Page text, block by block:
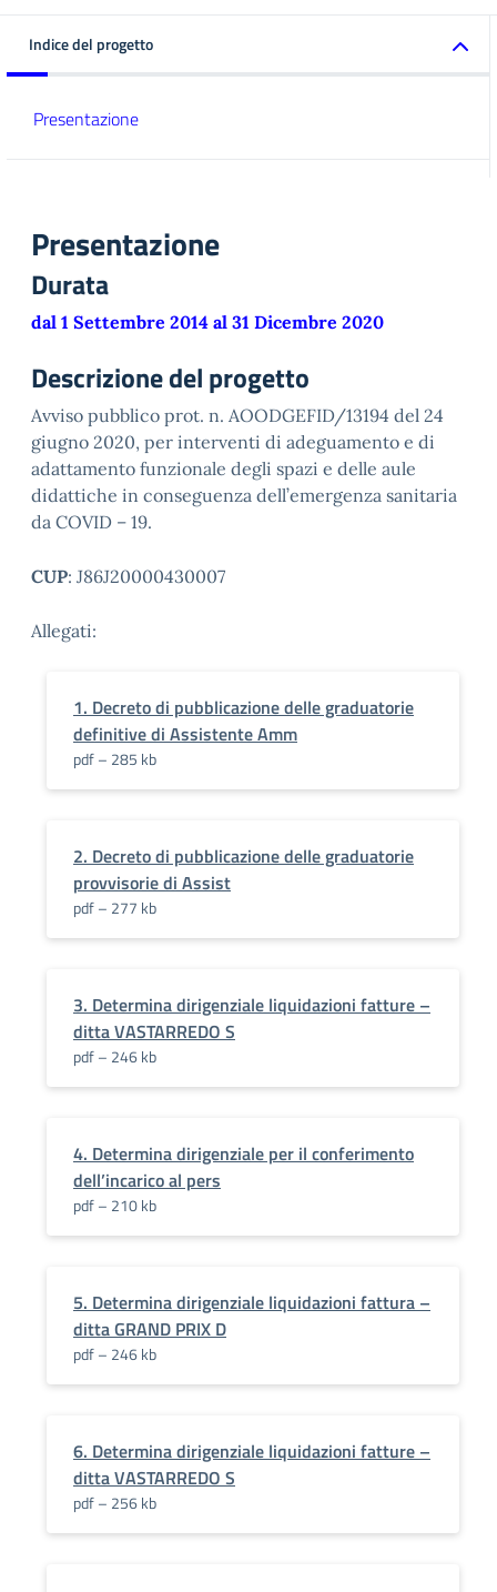
Indice del progetto
Presentazione
Presentazione
Durata
dal 1 Settembre 2014 al 31 Dicembre 2020
Descrizione del progetto
Avviso pubblico prot. n. AOODGEFID/13194 del 24
giugno 2020, per interventi di adeguamento e di
adattamento funzionale degli spazi e delle aule
didattiche in conseguenza dell’emergenza sanitaria
da COVID – 19.
CUP: J86J20000430007
Allegati:
1. Decreto di pubblicazione delle graduatorie
definitive di Assistente Amm
pdf – 285 kb
2. Decreto di pubblicazione delle graduatorie
provvisorie di Assist
pdf – 277 kb
3. Determina dirigenziale liquidazioni fatture –
ditta VASTARREDO S
pdf – 246 kb
4. Determina dirigenziale per il conferimento
dell’incarico al pers
pdf – 210 kb
5. Determina dirigenziale liquidazioni fattura –
ditta GRAND PRIX D
pdf – 246 kb
6. Determina dirigenziale liquidazioni fatture –
ditta VASTARREDO S
pdf – 256 kb